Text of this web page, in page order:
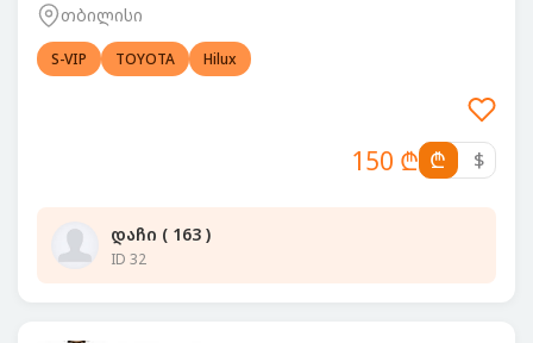
თბილისი
S-VIP TOYOTA Hilux
150 ₾ ₾ $
დაჩი ( 163 )
ID 32